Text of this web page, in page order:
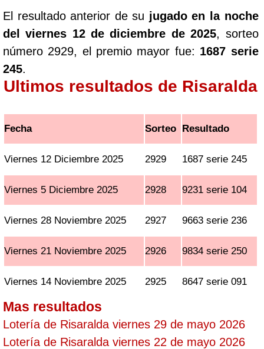
El resultado anterior de su jugado en la noche
del viernes 12 de diciembre de 2025, sorteo
número 2929, el premio mayor fue: 1687 serie
245.
Ultimos resultados de Risaralda
Fecha Sorteo Resultado
Viernes 12 Diciembre 2025 2929 1687 serie 245
Viernes 5 Diciembre 2025 2928 9231 serie 104
Viernes 28 Noviembre 2025 2927 9663 serie 236
Viernes 21 Noviembre 2025 2926 9834 serie 250
Viernes 14 Noviembre 2025 2925 8647 serie 091
Mas resultados
Lotería de Risaralda viernes 29 de mayo 2026
Lotería de Risaralda viernes 22 de mayo 2026